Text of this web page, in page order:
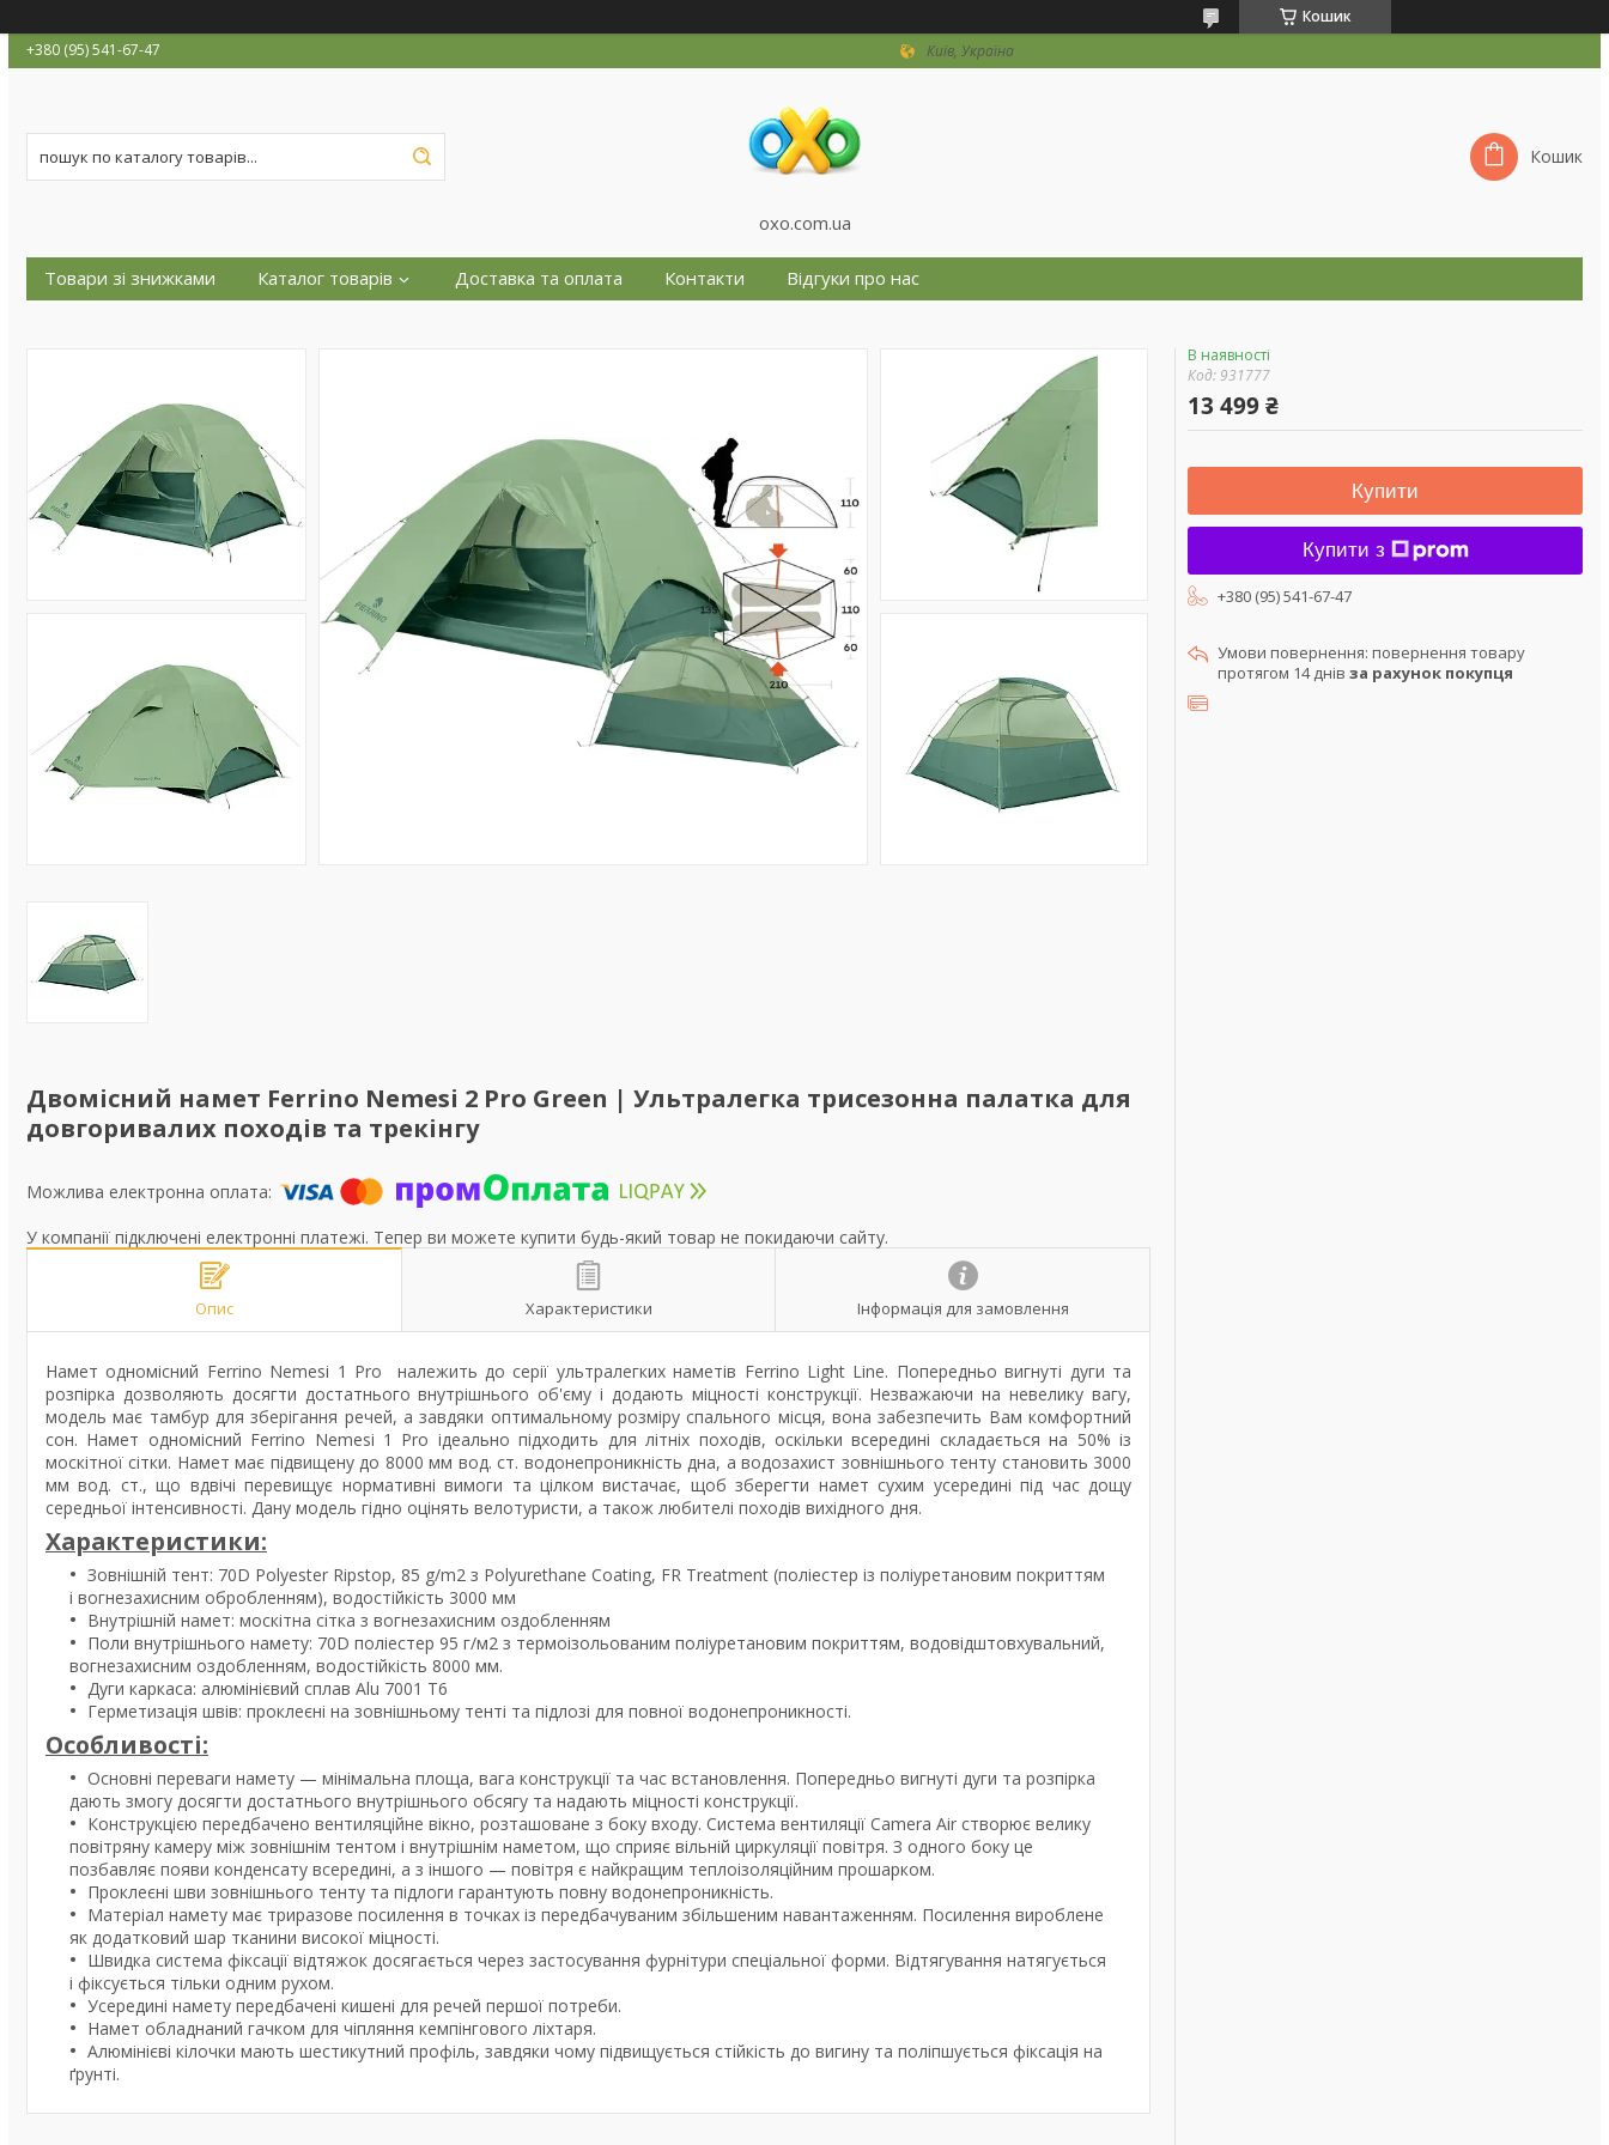
Кошик
+380 (95) 541-67-47
Київ, Україна
oxo.com.ua
Кошик
Товари зі знижками Каталог товарів Доставка та оплата Контакти Відгуки про нас
Двомісний намет Ferrino Nemesi 2 Pro Green | Ультралегка трисезонна палатка для
довгоривалих походів та трекінгу
У компанії підключені електронні платежі. Тепер ви можете купити будь-який товар не покидаючи сайту.
Опис Характеристики Інформація для замовлення
Намет одномісний Ferrino Nemesi 1 Pro належить до серії ультралегких наметів Ferrino Light Line. Попередньо вигнуті дуги та
розпірка дозволяють досягти достатнього внутрішнього об'єму і додають міцності конструкції. Незважаючи на невелику вагу,
модель має тамбур для зберігання речей, а завдяки оптимальному розміру спального місця, вона забезпечить Вам комфортний
сон. Намет одномісний Ferrino Nemesi 1 Pro ідеально підходить для літніх походів, оскільки всередині складається на 50% із
москітної сітки. Намет має підвищену до 8000 мм вод. ст. водонепроникність дна, а водозахист зовнішнього тенту становить 3000
мм вод. ст., що вдвічі перевищує нормативні вимоги та цілком вистачає, щоб зберегти намет сухим усередині під час дощу
середньої інтенсивності. Дану модель гідно оцінять велотуристи, а також любителі походів вихідного дня.
Характеристики:
Зовнішній тент: 70D Polyester Ripstop, 85 g/m2 з Polyurethane Coating, FR Treatment (поліестер із поліуретановим покриттям
і вогнезахисним обробленням), водостійкість 3000 мм
Внутрішній намет: москітна сітка з вогнезахисним оздобленням
Поли внутрішнього намету: 70D поліестер 95 г/м2 з термоізольованим поліуретановим покриттям, водовідштовхувальний,
вогнезахисним оздобленням, водостійкість 8000 мм.
Дуги каркаса: алюмінієвий сплав Alu 7001 T6
Герметизація швів: проклеєні на зовнішньому тенті та підлозі для повної водонепроникності.
Особливості:
Основні переваги намету — мінімальна площа, вага конструкції та час встановлення. Попередньо вигнуті дуги та розпірка
дають змогу досягти достатнього внутрішнього обсягу та надають міцності конструкції.
Конструкцією передбачено вентиляційне вікно, розташоване з боку входу. Система вентиляції Camera Air створює велику
повітряну камеру між зовнішнім тентом і внутрішнім наметом, що сприяє вільній циркуляції повітря. З одного боку це
позбавляє появи конденсату всередині, а з іншого — повітря є найкращим теплоізоляційним прошарком.
Проклеєні шви зовнішнього тенту та підлоги гарантують повну водонепроникність.
Матеріал намету має триразове посилення в точках із передбачуваним збільшеним навантаженням. Посилення вироблене
як додатковий шар тканини високої міцності.
Швидка система фіксації відтяжок досягається через застосування фурнітури спеціальної форми. Відтягування натягується
і фіксується тільки одним рухом.
Усередині намету передбачені кишені для речей першої потреби.
Намет обладнаний гачком для чіпляння кемпінгового ліхтаря.
Алюмінієві кілочки мають шестикутний профіль, завдяки чому підвищується стійкість до вигину та поліпшується фіксація на
ґрунті.
В наявності
Код:931777
13 499 ₴
Купити
Купити з
+380 (95) 541-67-47
повернення товару
протягом 14 днів за рахунок покупця